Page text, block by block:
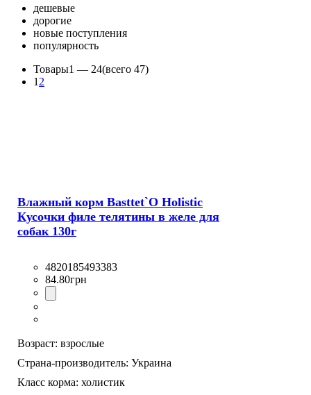
дешевые
дорогие
новые поступления
популярность
Товары1 — 24(всего 47)
1 2
Влажный корм Basttet`O Holistic
Кусочки филе телятины в желе для
собак 130г
4820185493383
84.80грн
Возраст: взрослые
Страна-производитель: Украина
Класс корма: холистик